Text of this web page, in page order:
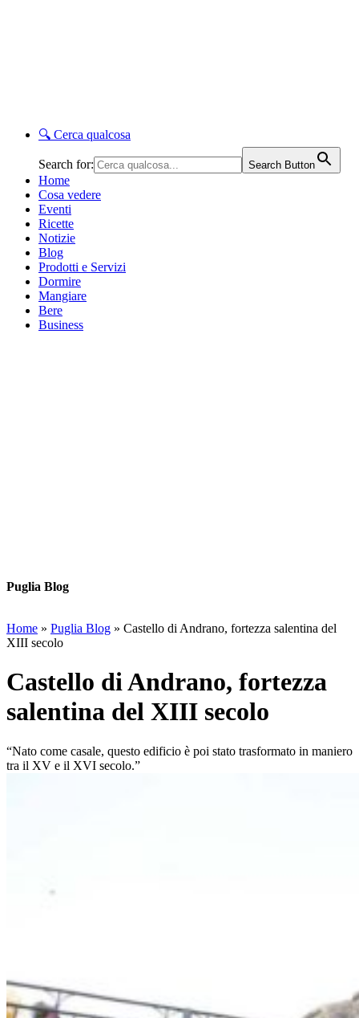
🔍 Cerca qualcosa
Search for: Search Button
Home
Cosa vedere
Eventi
Ricette
Notizie
Blog
Prodotti e Servizi
Dormire
Mangiare
Bere
Business
Puglia Blog
Home » Puglia Blog » Castello di Andrano, fortezza salentina del
XIII secolo
Castello di Andrano, fortezza
salentina del XIII secolo
“Nato come casale, questo edificio è poi stato trasformato in maniero
tra il XV e il XVI secolo.”